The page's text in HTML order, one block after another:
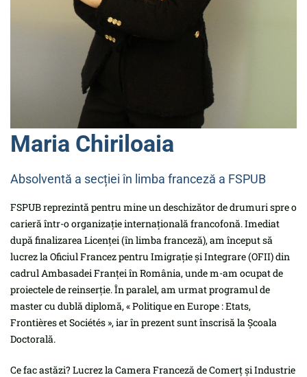
Maria Chiriloaia
Absolventă a secției în limba franceză a FSPUB
FSPUB reprezintă pentru mine un deschizător de drumuri spre o
carieră într-o organizație internațională francofonă. Imediat
după finalizarea Licenței (în limba franceză), am început să
lucrez la Oficiul Francez pentru Imigrație și Integrare (OFII) din
cadrul Ambasadei Franței în România, unde m-am ocupat de
proiectele de reinserție. În paralel, am urmat programul de
master cu dublă diplomă, « Politique en Europe : Etats,
Frontières et Sociétés », iar în prezent sunt înscrisă la Școala
Doctorală.
Ce fac astăzi? Lucrez la Camera Franceză de Comerț și Industrie